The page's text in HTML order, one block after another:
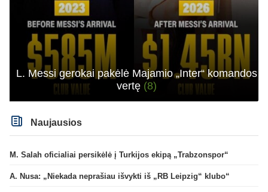
L. Messi gerokai pakėlė Majamio „Inter“ komandos
vertę (8)
Naujausios
M. Salah oficialiai persikėlė į Turkijos ekipą „Trabzonspor“
A. Nusa: „Niekada neprašiau išvykti iš „RB Leipzig“ klubo“